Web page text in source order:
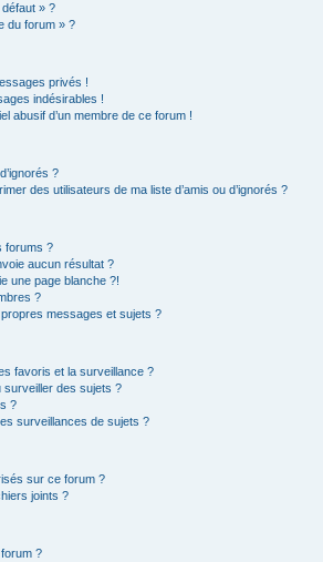
défaut » ?
du forum » ?
privés !
indésirables !
abusif d’un membre de ce forum !
?
des utilisateurs de ma liste d’amis ou d’ignorés ?
forums ?
aucun résultat ?
une page blanche ?!
?
messages et sujets ?
favoris et la surveillance ?
surveiller des sujets ?
?
surveillances de sujets ?
sur ce forum ?
joints ?
?